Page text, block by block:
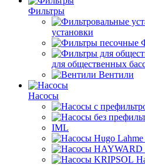
Фильтры
установки
для общественных
Вентили
Насосы
IML